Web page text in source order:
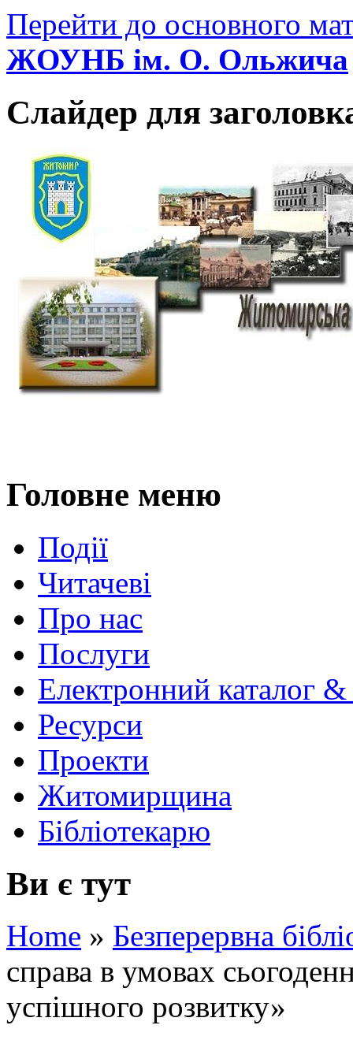
Перейти до основного
ЖОУНБ ім. О. Ольжича
Слайдер для
Головне меню
Події
Читачеві
Про нас
Послуги
Електронний каталог
Ресурси
Проекти
Житомирщина
Бібліотекарю
Ви є тут
Home » Безперервна
справа в умовах
успішного розвитку»